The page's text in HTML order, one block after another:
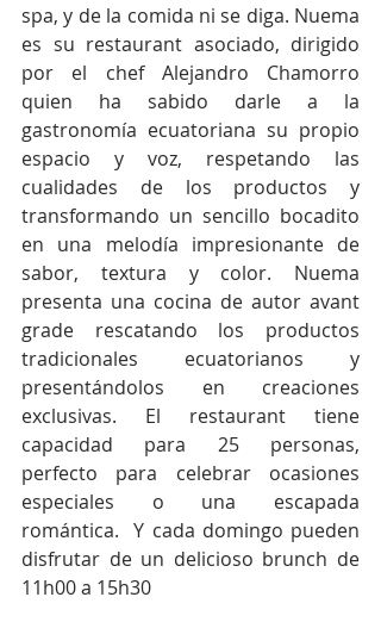
spa, y de la comida ni se diga. Nuema
es su restaurant asociado, dirigido
por el chef Alejandro Chamorro
quien ha sabido darle a la
gastronomía ecuatoriana su propio
espacio y voz, respetando las
cualidades de los productos y
transformando un sencillo bocadito
en una melodía impresionante de
sabor, textura y color. Nuema
presenta una cocina de autor avant
grade rescatando los productos
tradicionales ecuatorianos y
presentándolos en creaciones
exclusivas. El restaurant tiene
capacidad para 25 personas,
perfecto para celebrar ocasiones
especiales o una escapada
romántica.  Y cada domingo pueden
disfrutar de un delicioso brunch de
11h00 a 15h30